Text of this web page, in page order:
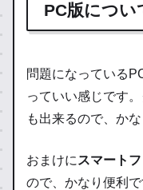
PC版につい
問題になっている
っていい感じです
も出来るので、か
おまけに スマート
ので、かなり便利で